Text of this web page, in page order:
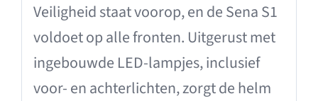
Veiligheid staat voorop, en de Sena S1
voldoet op alle fronten. Uitgerust met
ingebouwde LED-lampjes, inclusief
voor- en achterlichten, zorgt de helm